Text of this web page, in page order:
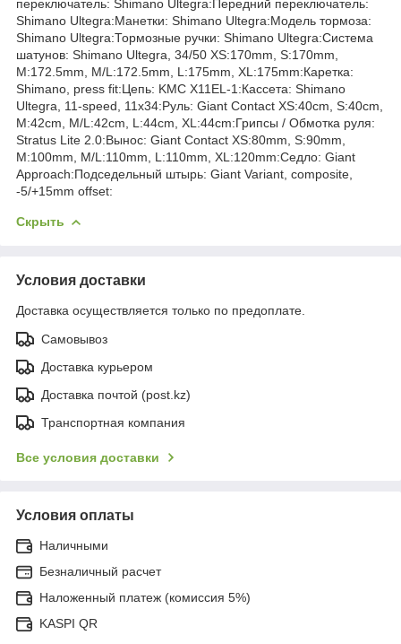
переключатель: Shimano Ultegra:Передний переключатель:
Shimano Ultegra:Манетки: Shimano Ultegra:Модель тормоза:
Shimano Ultegra:Тормозные ручки: Shimano Ultegra:Система
шатунов: Shimano Ultegra, 34/50 XS:170mm, S:170mm,
M:172.5mm, M/L:172.5mm, L:175mm, XL:175mm:Каретка:
Shimano, press fit:Цепь: KMC X11EL-1:Кассета: Shimano
Ultegra, 11-speed, 11x34:Руль: Giant Contact XS:40cm, S:40cm,
M:42cm, M/L:42cm, L:44cm, XL:44cm:Грипсы / Обмотка руля:
Stratus Lite 2.0:Вынос: Giant Contact XS:80mm, S:90mm,
M:100mm, M/L:110mm, L:110mm, XL:120mm:Седло: Giant
Approach:Подседельный штырь: Giant Variant, composite,
-5/+15mm offset:
Скрыть
Условия доставки
Доставка осуществляется только по предоплате.
Самовывоз
Доставка курьером
Доставка почтой (post.kz)
Транспортная компания
Все условия доставки
Условия оплаты
Наличными
Безналичный расчет
Наложенный платеж (комиссия 5%)
KASPI QR